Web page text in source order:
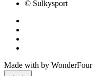
© Sulkysport
Made with by WonderFour